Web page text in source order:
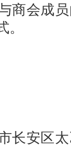
商会成
长安区